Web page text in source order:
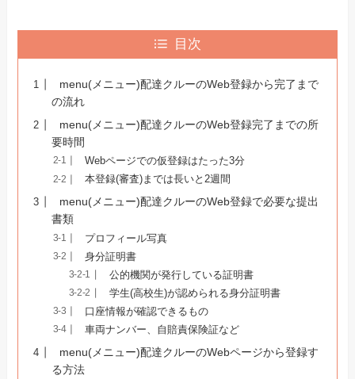
目次
menu(メニュー)配達クルーのWeb登録から完了まで
の流れ
menu(メニュー)配達クルーのWeb登録完了までの所
要時間
Webページでの仮登録はたった3分
本登録(審査)までは長いと2週間
menu(メニュー)配達クルーのWeb登録で必要な提出
書類
プロフィール写真
身分証明書
公的機関が発行している証明書
学生(高校生)が認められる身分証明書
口座情報が確認できるもの
車両ナンバー、自賠責保険証など
menu(メニュー)配達クルーのWebページから登録す
る方法